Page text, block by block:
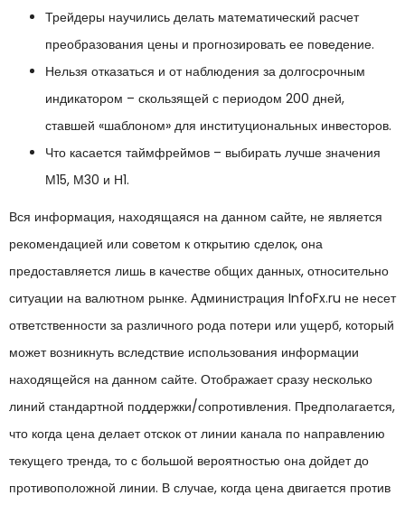
Трейдеры научились делать математический расчет
преобразования цены и прогнозировать ее поведение.
Нельзя отказаться и от наблюдения за долгосрочным
индикатором – скользящей с периодом 200 дней,
ставшей «шаблоном» для институциональных инвесторов.
Что касается таймфреймов – выбирать лучше значения
М15, М30 и Н1.
Вся информация, находящаяся на данном сайте, не является
рекомендацией или советом к открытию сделок, она
предоставляется лишь в качестве общих данных, относительно
ситуации на валютном рынке. Администрация InfoFx.ru не несет
ответственности за различного рода потери или ущерб, который
может возникнуть вследствие использования информации
находящейся на данном сайте. Отображает сразу несколько
линий стандартной поддержки/сопротивления. Предполагается,
что когда цена делает отскок от линии канала по направлению
текущего тренда, то с большой вероятностью она дойдет до
противоположной линии. В случае, когда цена двигается против